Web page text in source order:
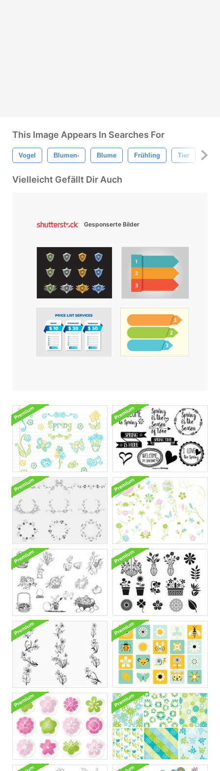
This Image Appears In Searches For
Vogel Blumen- Blume Frühling Tier
Vielleicht Gefällt Dir Auch
Gesponserte Bilder